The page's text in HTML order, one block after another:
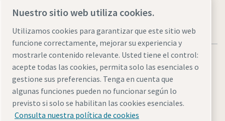
Legal & Privacy NoticesAdministrar cookiesAccesibilidad
Sitemap
Nuestro sitio web utiliza cookies.
Utilizamos cookies para garantizar que este sitio web
funcione correctamente, mejorar su experiencia y
mostrarle contenido relevante. Usted tiene el control:
acepte todas las cookies, permita solo las esenciales o
gestione sus preferencias. Tenga en cuenta que
algunas funciones pueden no funcionar según lo
previsto si solo se habilitan las cookies esenciales.
Consulta nuestra política de cookies